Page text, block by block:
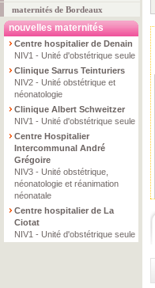
maternités de Bordeaux
nouvelles maternités
Centre hospitalier de Denain
NIV1 - Unité d'obstétrique seule
Clinique Sarrus Teinturiers
NIV2 - Unité obstétrique et
néonatologie
Clinique Albert Schweitzer
NIV1 - Unité d'obstétrique seule
Centre Hospitalier
Intercommunal André
Grégoire
NIV3 - Unité obstétrique,
néonatologie et réanimation
néonatale
Centre hospitalier de La
Ciotat
NIV1 - Unité d'obstétrique seule